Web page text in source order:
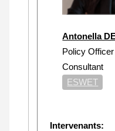
Antonella
Policy
Consultant
ESWET
Intervenants: